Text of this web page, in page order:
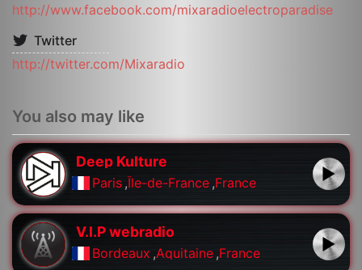
http://www.facebook.com/mixaradioelectroparadise
Twitter
http://twitter.com/Mixaradio
You also may like
Deep Kulture
Paris ,Île-de-France ,France
V.I.P webradio
Bordeaux ,Aquitaine ,France